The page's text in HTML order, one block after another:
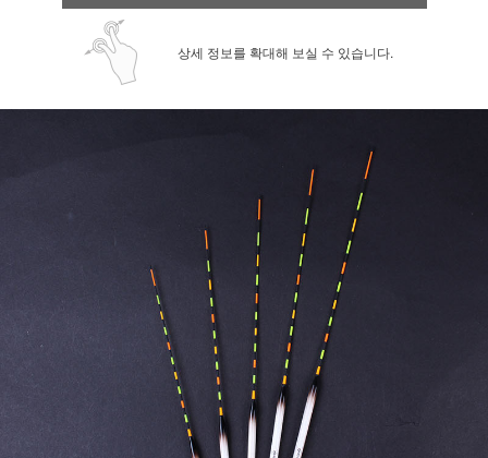
상세 정보를 확대해 보실 수 있습니다.